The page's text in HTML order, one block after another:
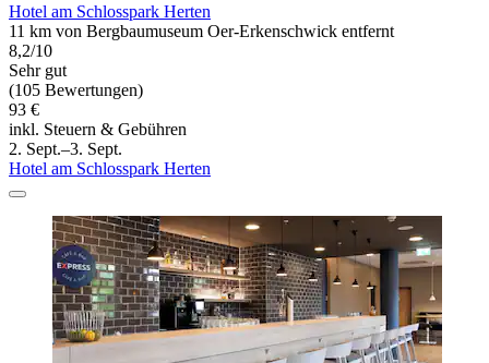
Hotel am Schlosspark Herten
11 km von Bergbaumuseum Oer-Erkenschwick entfernt
8,2/10
Sehr gut
(105 Bewertungen)
93 €
inkl. Steuern & Gebühren
2. Sept.–3. Sept.
Hotel am Schlosspark Herten